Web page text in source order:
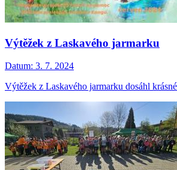
Výtěžek z Laskavého jarmarku
Datum: 3. 7. 2024
Výtěžek z Laskavého jarmarku dosáhl